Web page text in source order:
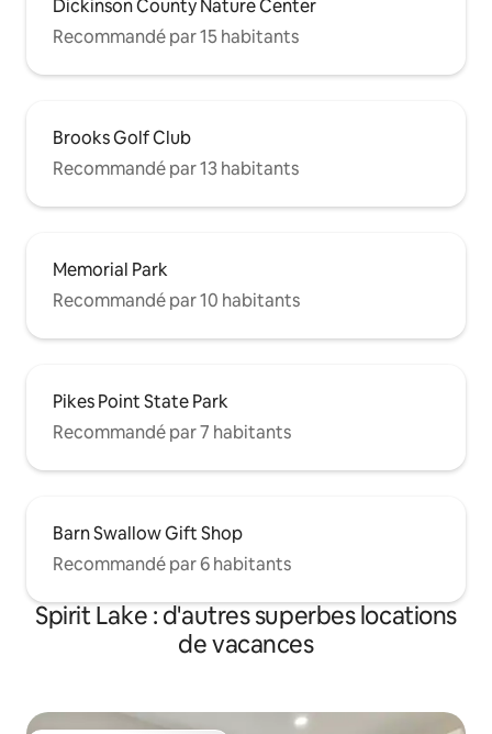
Dickinson County Nature Center
Recommandé par 15 habitants
Brooks Golf Club
Recommandé par 13 habitants
Memorial Park
Recommandé par 10 habitants
Pikes Point State Park
Recommandé par 7 habitants
Barn Swallow Gift Shop
Recommandé par 6 habitants
Spirit Lake : d'autres superbes locations
de vacances